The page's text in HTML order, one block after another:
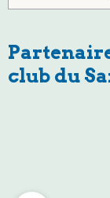
club du